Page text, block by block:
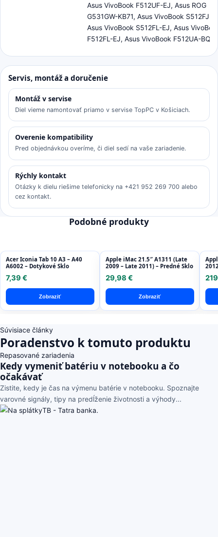
Asus VivoBook F512UF-EJ, Asus ROG
G531GW-KB71, Asus VivoBook S512FJ-
Asus VivoBook S512FL-EJ, Asus
F512FL-EJ, Asus VivoBook F512UA-BQ
Servis, montáž a doručenie
Montáž v servise
Diel vieme namontovať priamo v servise TopPC v Košiciach.
Overenie kompatibility
Pred objednávkou overíme, či diel sedí na vaše zariadenie.
Rýchly kontakt
Otázky k dielu riešime telefonicky na +421 952 269 700 alebo
cez kontakt.
Podobné produkty
Acer Iconia Tab 10 A3 – A40
A6002 – Dotykové Sklo
7,39 €
Zobraziť
Apple iMac 21.5″ A1311 (Late
2009 – Late 2011) – Predné Sklo
29,98 €
Zobraziť
Súvisiace články
Poradenstvo k tomuto produktu
Repasované zariadenia
Kedy vymeniť batériu v notebooku a čo
očakávať
Zistite, kedy je čas na výmenu batérie v notebooku. Spoznajte
varovné signály, tipy na predĺženie životnosti a výhody...